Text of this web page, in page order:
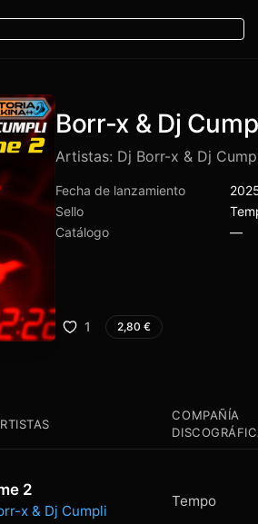
Borr-x & Dj
Artistas: Dj Borr-x & Dj
Fecha de lanzamiento
Sello
Catálogo
—
1 2,80 €
COMPAÑÍA
2
x & Dj Cumpli
Tempo